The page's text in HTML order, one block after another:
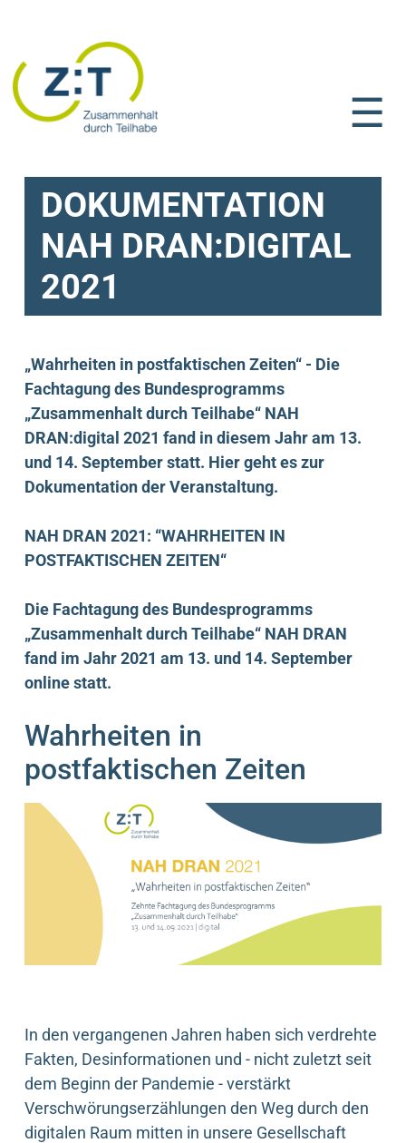
☰
DOKUMENTATION
NAH DRAN:DIGITAL
2021
„Wahrheiten in postfaktischen Zeiten“ - Die
Fachtagung des Bundesprogramms
„Zusammenhalt durch Teilhabe“ NAH
DRAN:digital 2021 fand in diesem Jahr am 13.
und 14. Septemberstatt. Hier geht es zur
Dokumentation der Veranstaltung.
NAH DRAN 2021: “WAHRHEITEN IN
POSTFAKTISCHEN ZEITEN“
Die Fachtagung des Bundesprogramms
„Zusammenhalt durch Teilhabe“ NAH DRAN
fand im Jahr 2021 am 13. und 14. September
online statt.
Wahrheiten in
postfaktischen Zeiten
In den vergangenen Jahren haben sich verdrehte
Fakten, Desinformationen und - nicht zuletzt seit
dem Beginn der Pandemie - verstärkt
Verschwörungserzählungen den Weg durch den
digitalen Raum mitten in unsere Gesellschaft